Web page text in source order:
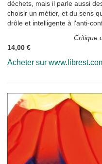
déchets, mais il parle aussi
choisir un métier, et du sens
drôle et intelligente à l'anti-
Critique
14,00 €
Acheter sur